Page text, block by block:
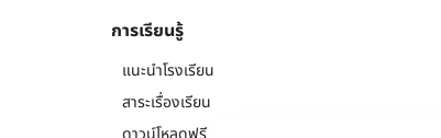
การเรียนรู้
แนะนำโรงเรียน
สาระเรื่องเรียน